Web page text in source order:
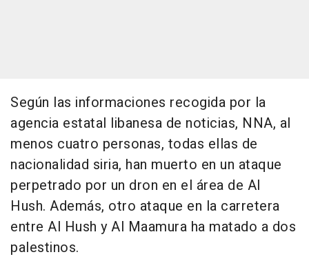
Según las informaciones recogida por la
agencia estatal libanesa de noticias, NNA, al
menos cuatro personas, todas ellas de
nacionalidad siria, han muerto en un ataque
perpetrado por un dron en el área de Al
Hush. Además, otro ataque en la carretera
entre Al Hush y Al Maamura ha matado a dos
palestinos.